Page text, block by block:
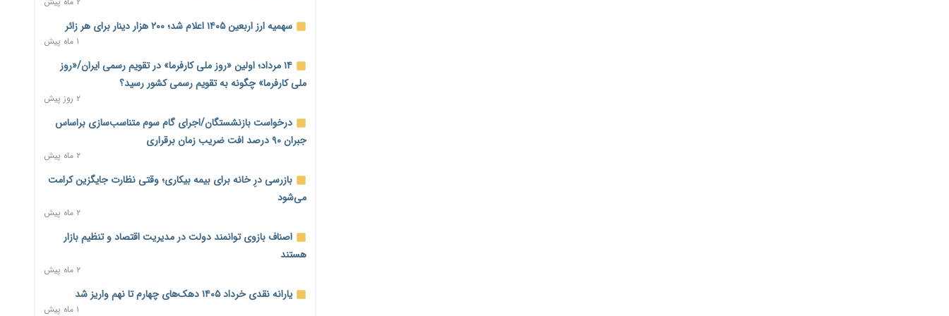
نماینده مجلس: توسعه مرزهای زمینی به راهبرد تأمین کالاهای
اساسی تبدیل شود
۱ روز پیش
خانه کارگر قزوین: شکاف دستمزد و هزینه معیشت هر روز عمیق‌تر
می‌شود
۱ روز پیش
رئیس سازمان امور مالیاتی: بلاگرهای پردرآمد مشمول پرداخت
مالیات هستند
۱ روز پیش
پیش‌بینی افزایش تولید برنج؛ نیاز وارداتی کشور به ۵۰۰ هزار تن
کاهش می‌یابد
۱ روز پیش
میلیارد دلاری
۱ روز پیش
اختیارات جدید گمرکات برای تمدید ورود موقت کالا و خودرو تا
سهمیه ارز اربعین ۱۴۰۵ اعلام شد؛ ۲۰۰ هزار دینار برای هر زائر
۱ ماه پیش
۱۴ مرداد؛ اولین «روز ملی کارفرما» در تقویم رسمی ایران/«روز
ملی کارفرما» چگونه به تقویم رسمی کشور رسید؟
۲ روز پیش
درخواست بازنشستگان/اجرای گام سوم متناسب‌سازی براساس
جبران ۹۰ درصد افت ضریب زمان برقراری
۲ ماه پیش
بازرسی درِ خانه برای بیمه بیکاری؛ وقتی نظارت جایگزین کرامت
می‌شود
۲ ماه پیش
اصناف بازوی توانمند دولت در مدیریت اقتصاد و تنظیم بازار
هستند
۲ ماه پیش
یارانه نقدی خرداد ۱۴۰۵ دهک‌های چهارم تا نهم واریز شد
۱ ماه پیش